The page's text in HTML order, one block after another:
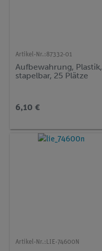
Artikel-Nr.:87332-01
Aufbewahrung, Plastik,
stapelbar, 25 Plätze
6,10 €
Artikel-Nr.: LIE-74600N